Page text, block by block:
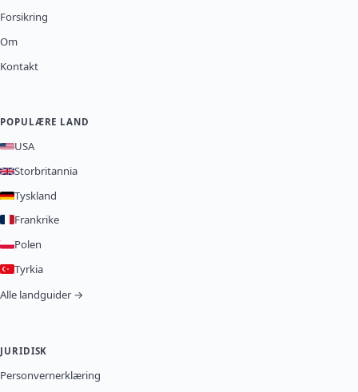
Forsikring
Om
Kontakt
POPULÆRE LAND
USA
Storbritannia
Tyskland
Frankrike
Polen
Tyrkia
Alle landguider →
JURIDISK
Personvernerklæring